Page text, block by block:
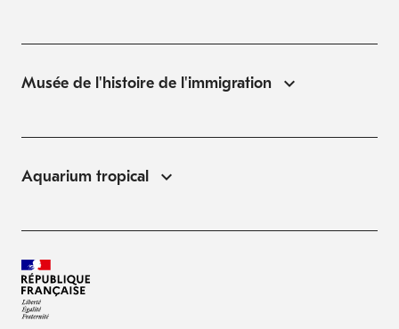
Musée de l'histoire de l'immigration
Aquarium tropical